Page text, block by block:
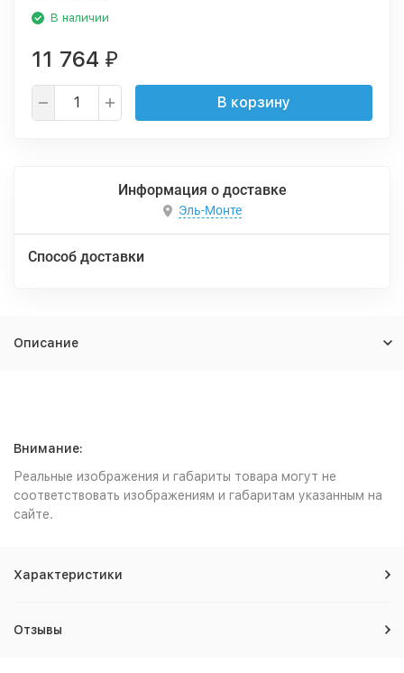
В наличии
11 764 ₽
В корзину
Информация о доставке
Эль-Монте
Способ доставки
Описание
Внимание:
Реальные изображения и габариты товара могут не
соответствовать изображениям и габаритам указанным на
сайте.
Характеристики
Отзывы